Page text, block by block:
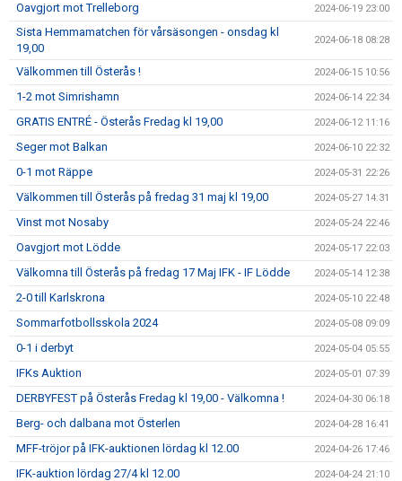
Oavgjort mot Trelleborg 2024-06-19 23:00
Sista Hemmamatchen för vårsäsongen - onsdag kl
19,00
2024-06-18 08:28
Välkommen till Österås ! 2024-06-15 10:56
1-2 mot Simrishamn 2024-06-14 22:34
GRATIS ENTRÉ - Österås Fredag kl 19,00 2024-06-12 11:16
Seger mot Balkan 2024-06-10 22:32
0-1 mot Räppe 2024-05-31 22:26
Välkommen till Österås på fredag 31 maj kl 19,00 2024-05-27 14:31
Vinst mot Nosaby 2024-05-24 22:46
Oavgjort mot Lödde 2024-05-17 22:03
Välkomna till Österås på fredag 17 Maj IFK - IF Lödde 2024-05-14 12:38
2-0 till Karlskrona 2024-05-10 22:48
Sommarfotbollsskola 2024 2024-05-08 09:09
0-1 i derbyt 2024-05-04 05:55
IFKs Auktion 2024-05-01 07:39
DERBYFEST på Österås Fredag kl 19,00 - Välkomna ! 2024-04-30 06:18
Berg- och dalbana mot Österlen 2024-04-28 16:41
MFF-tröjor på IFK-auktionen lördag kl 12.00 2024-04-26 17:46
IFK-auktion lördag 27/4 kl 12.00 2024-04-24 21:10